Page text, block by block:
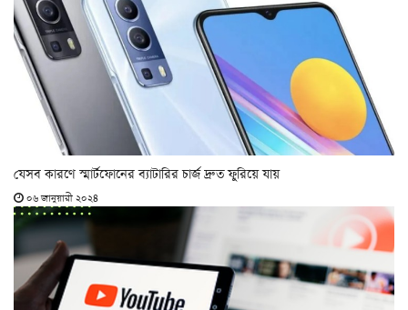
যেসব কারণে স্মার্টফোনের ব্যাটারির চার্জ দ্রুত ফুরিয়ে যায়
০৬ জানুয়ারী ২০২৪